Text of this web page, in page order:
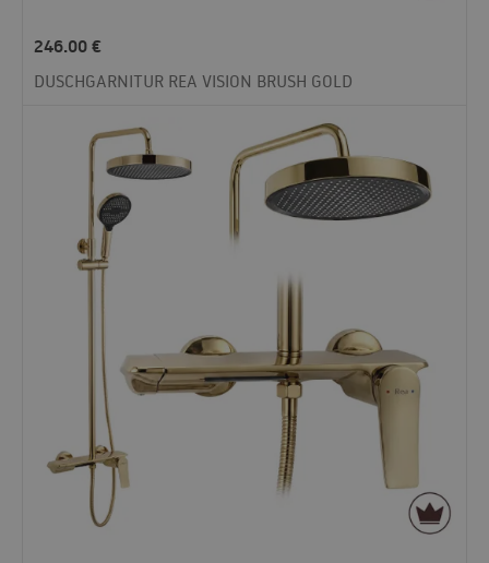
246.00€
DUSCHGARNITUR REA VISION BRUSH GOLD